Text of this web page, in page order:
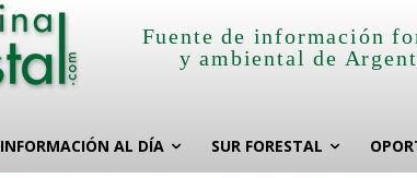
Fuente de información
y ambiental de
INFORMACIÓN AL DÍA SUR FORESTAL